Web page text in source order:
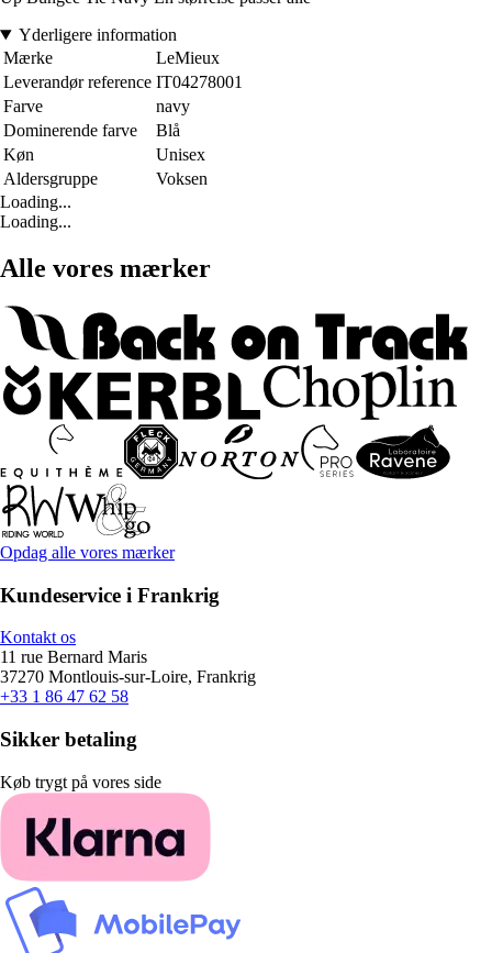
Yderligere information
Mærke
LeMieux
Leverandør reference IT04278001
Farve
navy
Dominerende farve
Blå
Køn
Unisex
Aldersgruppe
Voksen
Loading...
Loading...
Alle vores mærker
Opdag alle vores mærker
Kundeservice i Frankrig
Kontakt os
11 rue Bernard Maris
37270 Montlouis-sur-Loire, Frankrig
+33 1 86 47 62 58
Sikker betaling
Køb trygt på vores side